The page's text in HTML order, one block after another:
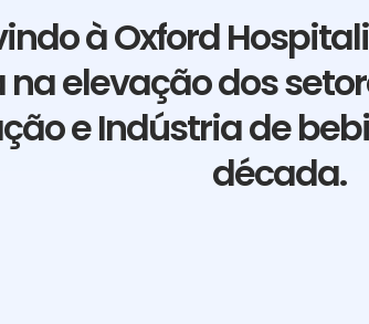
à Oxford
elevação dos
e Indústria de
década.